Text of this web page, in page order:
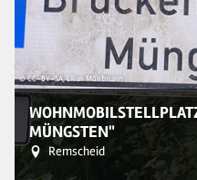
© CC-BY-SA, Lilian Möntmann
MÜNGSTEN"
Remscheid